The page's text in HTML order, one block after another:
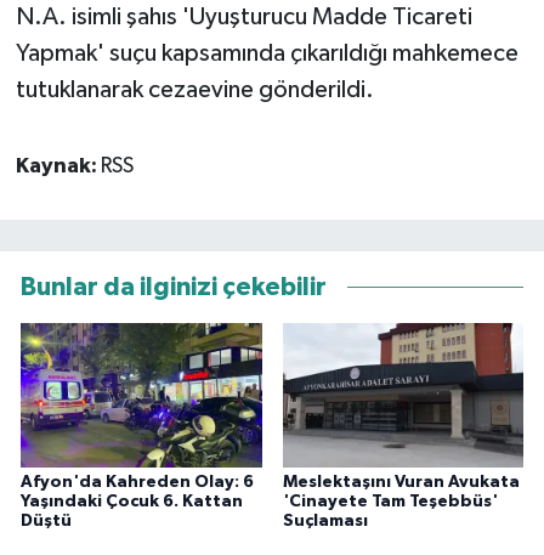
N.A. isimli şahıs 'Uyuşturucu Madde Ticareti
Yapmak' suçu kapsamında çıkarıldığı mahkemece
tutuklanarak cezaevine gönderildi.
Kaynak: RSS
Bunlar da ilginizi çekebilir
Afyon'da Kahreden Olay: 6
Yaşındaki Çocuk 6. Kattan
Düştü
Meslektaşını Vuran Avukata
'Cinayete Tam Teşebbüs'
Suçlaması